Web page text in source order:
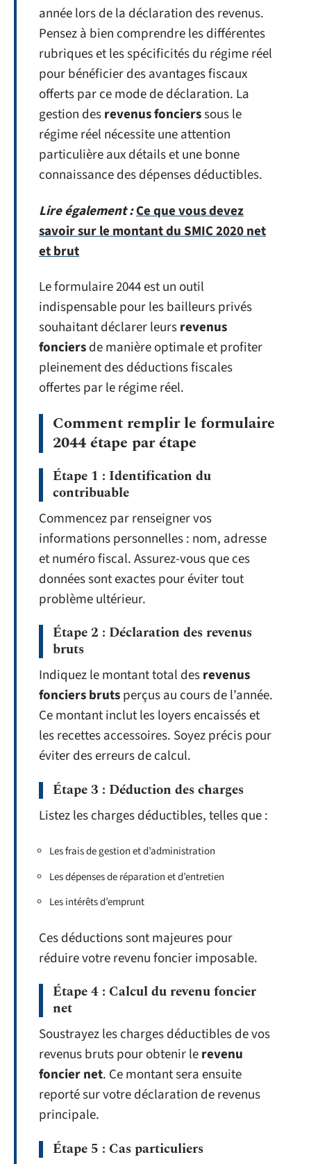
année lors de la déclaration des revenus.
Pensez à bien comprendre les différentes
rubriques et les spécificités du régime réel
pour bénéficier des avantages fiscaux
offerts par ce mode de déclaration. La
gestion desrevenus foncierssous le
régime réel nécessite une attention
particulière aux détails et une bonne
connaissance des dépenses déductibles.
Lire également :Ce que vous devez
savoir sur le montant du SMIC 2020 net
et brut
Le formulaire 2044 est un outil
indispensable pour les bailleurs privés
souhaitant déclarer leursrevenus
fonciersde manière optimale et profiter
pleinement des déductions fiscales
offertes par le régime réel.
Comment remplir le formulaire
2044 étape par étape
Étape 1 : Identification du
contribuable
Commencez par renseigner vos
informations personnelles : nom, adresse
et numéro fiscal. Assurez-vous que ces
données sont exactes pour éviter tout
problème ultérieur.
Étape 2 : Déclaration des revenus
bruts
Indiquez le montant total desrevenus
fonciers brutsperçus au cours de l’année.
Ce montant inclut les loyers encaissés et
les recettes accessoires. Soyez précis pour
éviter des erreurs de calcul.
Étape 3 : Déduction des charges
Listez les charges déductibles, telles que :
Les frais de gestion et d’administration
Les dépenses de réparation et d’entretien
Les intérêts d’emprunt
Ces déductions sont majeures pour
réduire votre revenu foncier imposable.
Étape 4 : Calcul du revenu foncier
net
Soustrayez les charges déductibles de vos
revenus bruts pour obtenir lerevenu
foncier net. Ce montant sera ensuite
reporté sur votre déclaration de revenus
principale.
Étape 5 : Cas particuliers